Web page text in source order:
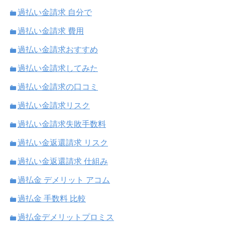
過払い金請求 自分で
過払い金請求 費用
過払い金請求おすすめ
過払い金請求してみた
過払い金請求の口コミ
過払い金請求リスク
過払い金請求失敗手数料
過払い金返還請求 リスク
過払い金返還請求 仕組み
過払金 デメリット アコム
過払金 手数料 比較
過払金デメリットプロミス